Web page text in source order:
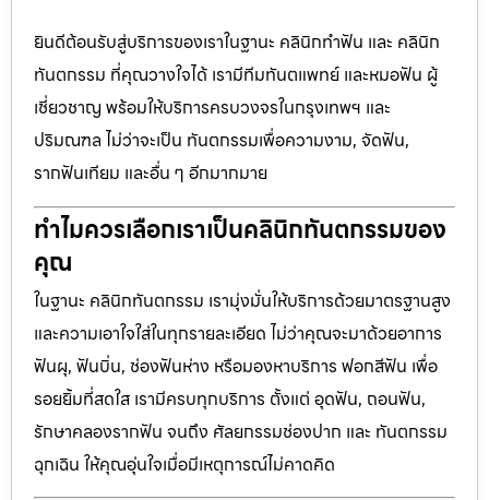
ยินดีต้อนรับสู่บริการของเราในฐานะ คลินิกทำฟัน และ คลินิก
ทันตกรรม ที่คุณวางใจได้ เรามีทีมทันตแพทย์ และหมอฟัน ผู้
เชี่ยวชาญ พร้อมให้บริการครบวงจรในกรุงเทพฯ และ
ปริมณฑล ไม่ว่าจะเป็น ทันตกรรมเพื่อความงาม, จัดฟัน,
รากฟันเทียม และอื่น ๆ อีกมากมาย
ทำไมควรเลือกเราเป็นคลินิกทันตกรรมของ
คุณ
ในฐานะ คลินิกทันตกรรม เรามุ่งมั่นให้บริการด้วยมาตรฐานสูง
และความเอาใจใส่ในทุกรายละเอียด ไม่ว่าคุณจะมาด้วยอาการ
ฟันผุ, ฟันบิ่น, ช่องฟันห่าง หรือมองหาบริการ ฟอกสีฟัน เพื่อ
รอยยิ้มที่สดใส เรามีครบทุกบริการ ตั้งแต่ อุดฟัน, ถอนฟัน,
รักษาคลองรากฟัน จนถึง ศัลยกรรมช่องปาก และ ทันตกรรม
ฉุกเฉิน ให้คุณอุ่นใจเมื่อมีเหตุการณ์ไม่คาดคิด